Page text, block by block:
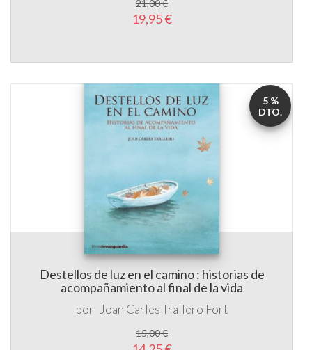
21,00 €
19,95 €
Destellos de luz en el camino : historias de
acompañamiento al final de la vida
por Joan Carles Trallero Fort
15,00 €
5 %
DTO.